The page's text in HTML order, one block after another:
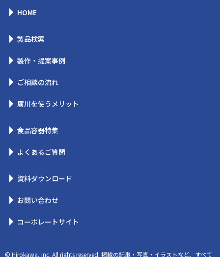
HOME
製品検索
製作・提案事例
ご相談の流れ
廣川を使うメリット
食品容器特集
よくあるご質問
資料ダウンロード
お問い合わせ
コーポレートサイト
© Hirokawa, Inc. All rights reserved. 掲載の記事・写真・イラストなど、すべて